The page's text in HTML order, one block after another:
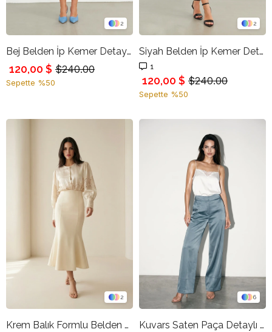
2
Bej Belden İp Kemer Detaylı Kalem Etek
$240.00
120,00 $
Sepette %50
2
Siyah Belden İp Kemer Detaylı Kalem Etek
1
$240.00
120,00 $
Sepette %50
2
Krem Balık Formlu Belden Oturtmalı Midi Etek
6
Kuvars Saten Paça Detaylı Rahat Kesim Geniş Paça Pantolon